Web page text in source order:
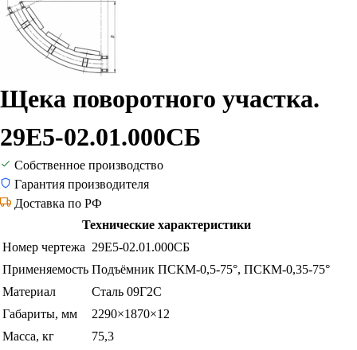
Щека поворотного участка.
29Е5-02.01.000СБ
Собственное производство
Гарантия производителя
Доставка по РФ
Технические характеристики
Номер чертежа 29Е5-02.01.000СБ
Применяемость Подъёмник ПСКМ-0,5-75°, ПСКМ-0,35-75°
Материал
Сталь 09Г2С
Габариты, мм
2290×1870×12
Масса, кг
75,3